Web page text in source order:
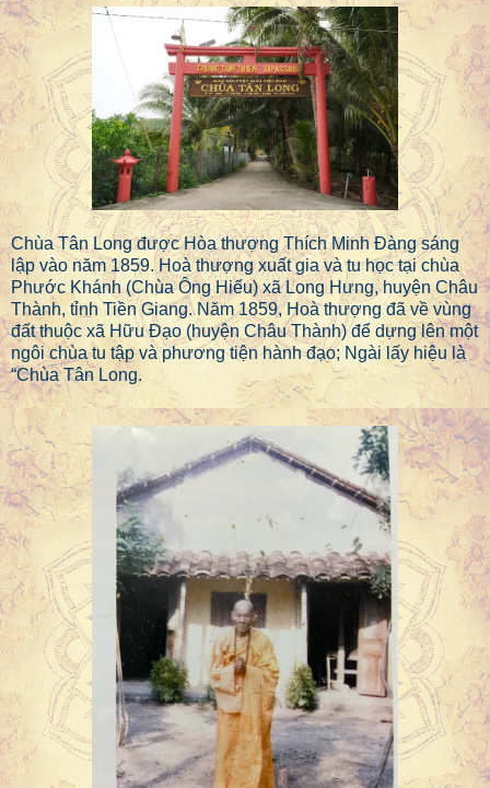
Chùa Tân Long được Hòa thượng Thích Minh Đàng sáng
lập vào năm 1859. Hoà thượng xuất gia và tu học tại chùa
Phước Khánh (Chùa Ông Hiếu) xã Long Hưng, huyện Châu
Thành, tỉnh Tiền Giang. Năm 1859, Hoà thượng đã về vùng
đất thuộc xã Hữu Đạo (huyện Châu Thành) để dựng lên một
ngôi chùa tu tập và phương tiện hành đạo; Ngài lấy hiệu là
“Chùa Tân Long.